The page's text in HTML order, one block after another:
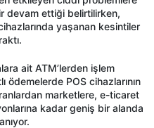
devam ettiği belirtilirken,
yaşanan kesintiler
ait ATM’lerden işlem
POS cihazlarının
marketlere, e-ticaret
kadar geniş bir alanda